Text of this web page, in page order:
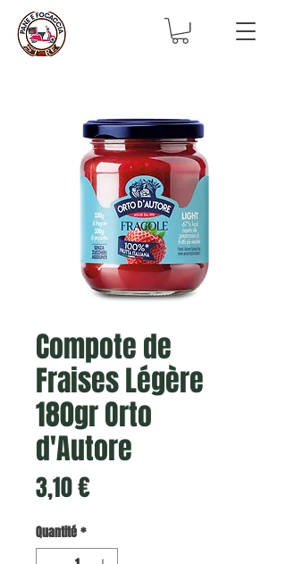
Compote de
Fraises Légère
180gr Orto
d'Autore
3,10 €Prix
Quantité*